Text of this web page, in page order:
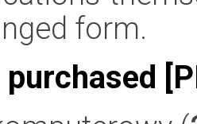
form.